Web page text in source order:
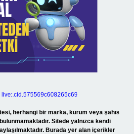
live:.cid.575569c608265c69
herhangi bir marka, kurum veya şahıs
Sitede yalnızca kendi
Burada yer alan içerikler